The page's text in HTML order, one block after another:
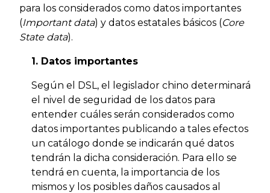
para los considerados como datos importantes
(Important data) y datos estatales básicos (Core
State data).
1. Datos importantes
Según el DSL, el legislador chino determinará
el nivel de seguridad de los datos para
entender cuáles serán considerados como
datos importantes publicando a tales efectos
un catálogo donde se indicarán qué datos
tendrán la dicha consideración. Para ello se
tendrá en cuenta, la importancia de los
mismos y los posibles daños causados ​​al